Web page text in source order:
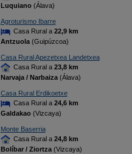
Luquiano(Álava)
Agroturismo Ibarre
Casa Rural a 22,9 km
Antzuola(Guipúzcoa)
Casa Rural Apezetxea Landetxea
Casa Rural a 23,8 km
Narvaja / Narbaiza(Álava)
Casa Rural Erdikoetxe
Casa Rural a 24,6 km
Galdakao(Vizcaya)
Monte Baserria
Casa Rural a 24,8 km
Bolíbar / Ziortza(Vizcaya)